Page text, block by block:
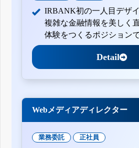
IRBANK初の一人目デザ
複雑な金融情報を美しく
体験をつくるポジションで
Detail
Webメディアディレクター
業務委託 正社員